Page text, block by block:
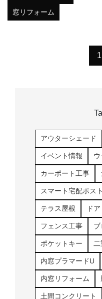
窓リフォーム
1
アウターシェード
イベント情報
カーポート工事
スマート宅配ポスト
テラス屋根 ド
フェンス工事 ブ
ポケットキー
内窓プラマードU
内窓リフォーム
土間コンクリート